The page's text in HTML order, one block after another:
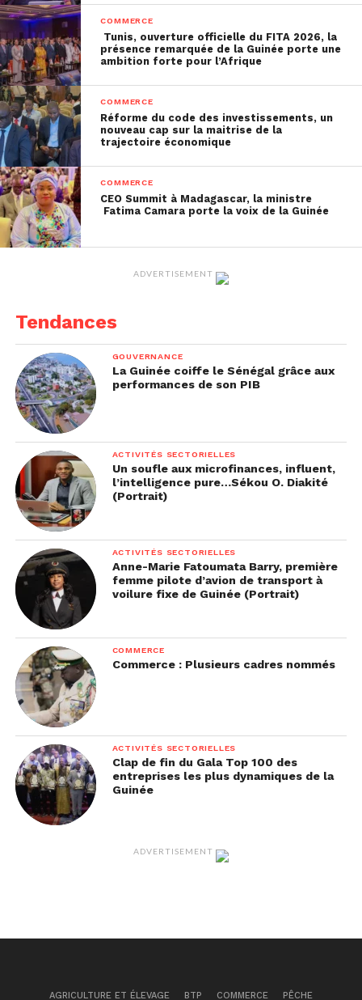
COMMERCE
Tunis, ouverture officielle du FITA 2026, la
présence remarquée de la Guinée porte une
ambition forte pour l’Afrique
COMMERCE
Réforme du code des investissements, un
nouveau cap sur la maitrise de la
trajectoire économique
COMMERCE
CEO Summit à Madagascar, la ministre
Fatima Camara porte la voix de la Guinée
ADVERTISEMENT
Tendances
GOUVERNANCE
La Guinée coiffe le Sénégal grâce aux
performances de son PIB
ACTIVITÉS SECTORIELLES
Un soufle aux microfinances, influent,
l’intelligence pure…Sékou O. Diakité
(Portrait)
ACTIVITÉS SECTORIELLES
Anne-Marie Fatoumata Barry, première
femme pilote d’avion de transport à
voilure fixe de Guinée (Portrait)
COMMERCE
Commerce : Plusieurs cadres nommés
ACTIVITÉS SECTORIELLES
Clap de fin du Gala Top 100 des
entreprises les plus dynamiques de la
Guinée
ADVERTISEMENT
AGRICULTURE ET ÉLEVAGE BTP COMMERCE PÊCHE